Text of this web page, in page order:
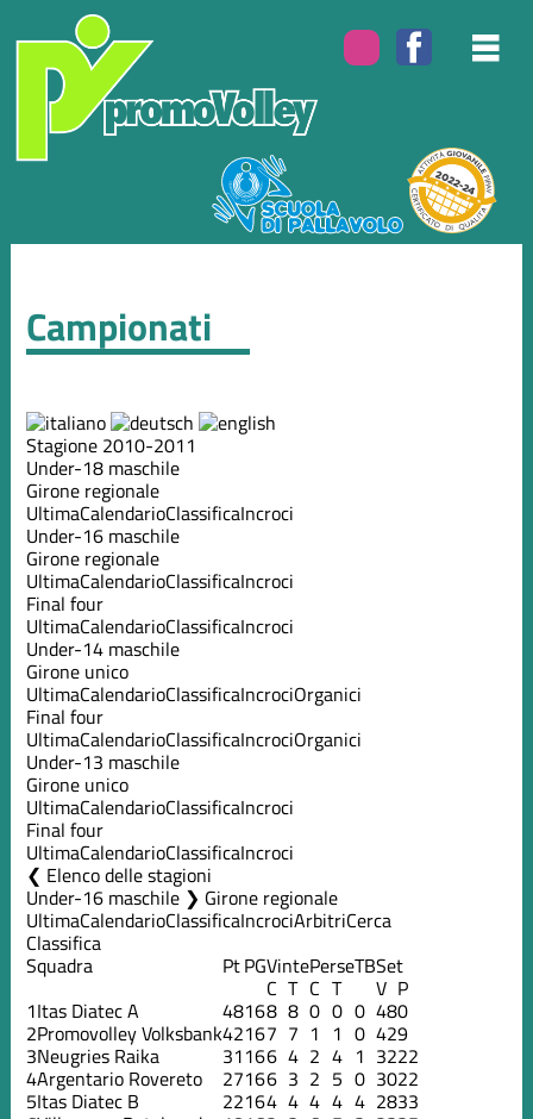
Campionati
Stagione 2010-2011
Under-18 maschile
Girone regionale
UltimaCalendarioClassificaIncroci
Under-16 maschile
Girone regionale
UltimaCalendarioClassificaIncroci
Final four
UltimaCalendarioClassificaIncroci
Under-14 maschile
Girone unico
UltimaCalendarioClassificaIncrociOrganici
Final four
UltimaCalendarioClassificaIncrociOrganici
Under-13 maschile
Girone unico
UltimaCalendarioClassificaIncroci
Final four
UltimaCalendarioClassificaIncroci
Elenco delle stagioni
Under-16 maschile ❯ Girone regionale
UltimaCalendarioClassificaIncrociArbitriCerca
Classifica
Squadra PtPGVintePerseTBSet
C T C T V P
1Itas Diatec A 48168 8 0 0 0 480
2Promovolley Volksbank42167 7 1 1 0 429
3Neugries Raika 31166 4 2 4 1 3222
4Argentario Rovereto 27166 3 2 5 0 3022
5Itas Diatec B 22164 4 4 4 4 2833